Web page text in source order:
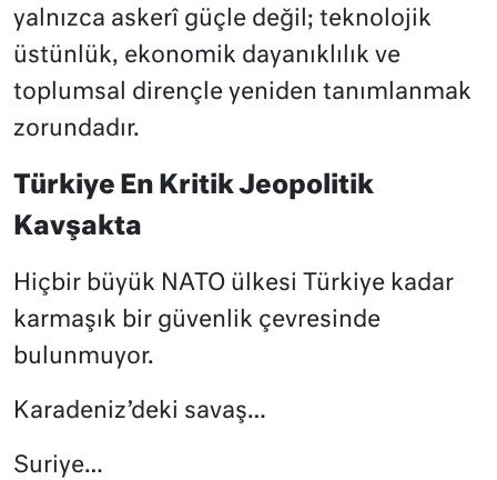
yalnızca askerî güçle değil; teknolojik
üstünlük, ekonomik dayanıklılık ve
toplumsal dirençle yeniden tanımlanmak
zorundadır.
Türkiye En Kritik Jeopolitik
Kavşakta
Hiçbir büyük NATO ülkesi Türkiye kadar
karmaşık bir güvenlik çevresinde
bulunmuyor.
Karadeniz’deki savaş…
Suriye…